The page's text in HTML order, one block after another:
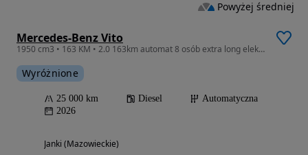
Mercedes-Benz Vito
1950 cm3 • 163 KM • 2.0 163km automat 8 osób extra long elektr. drzwi ODBIÓR GRUDZIEŃ 2026
Wyróżnione
25 000 km Diesel
Automatyczna
2026
Janki (Mazowieckie)
Powyżej średniej